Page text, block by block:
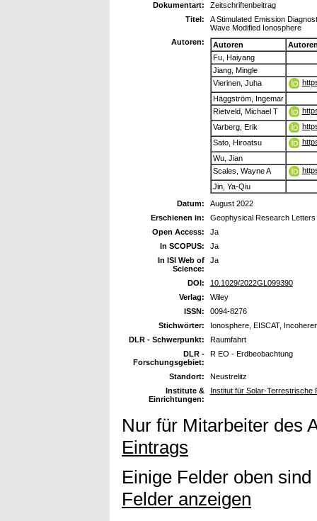
Dokumentart:
Zeitschriftenbeitrag
Titel:
A Stimulated Emission
Wave Modified Ionosphere
Autoren:
Autoren
Fu, Haiyang
Jiang, Mingle
Vierinen, Juha
Häggström, Ingemar
Rietveld, Michael T
Varberg, Erik
Sato, Hiroatsu
Wu, Jian
Scales, Wayne A
Jin, Ya‐Qiu
Datum:
August 2022
Erschienen in:
Geophysical Research Letters
Open Access:
Ja
In SCOPUS:
Ja
In ISI Web of
Science:
Ja
DOI:
10.1029/2022GL099390
Verlag:
Wiley
ISSN:
0094-8276
Stichwörter:
Ionosphere, EISCAT,
DLR - Schwerpunkt:
Raumfahrt
DLR -
Forschungsgebiet:
R EO - Erdbeobachtung
Standort:
Neustrelitz
Institute &
Einrichtungen:
Institut für Solar-
Nur für Mitarbeiter des
Eintrags
Einige Felder oben
Felder anzeigen